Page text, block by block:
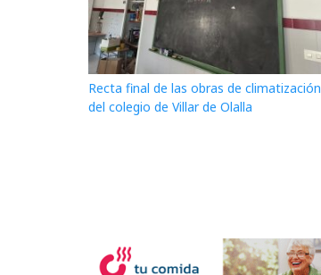
Recta final de las obras de climatización
del colegio de Villar de Olalla